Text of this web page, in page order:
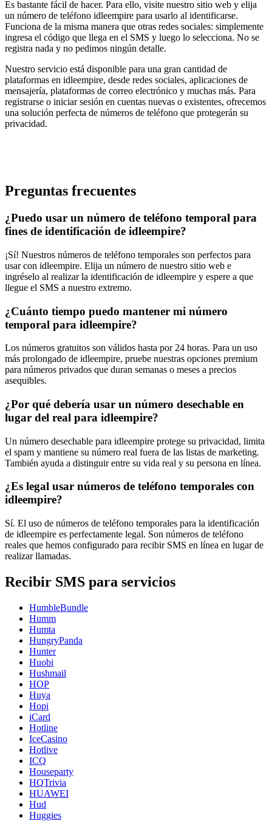
Es bastante fácil de hacer. Para ello, visite nuestro sitio web y elija
un número de teléfono idleempire para usarlo al identificarse.
Funciona de la misma manera que otras redes sociales: simplemente
ingresa el código que llega en el SMS y luego lo selecciona. No se
registra nada y no pedimos ningún detalle.
Nuestro servicio está disponible para una gran cantidad de
plataformas en idleempire, desde redes sociales, aplicaciones de
mensajería, plataformas de correo electrónico y muchas más. Para
registrarse o iniciar sesión en cuentas nuevas o existentes, ofrecemos
una solución perfecta de números de teléfono que protegerán su
privacidad.
Preguntas frecuentes
¿Puedo usar un número de teléfono temporal para
fines de identificación de idleempire?
¡Sí! Nuestros números de teléfono temporales son perfectos para
usar con idleempire. Elija un número de nuestro sitio web e
ingréselo al realizar la identificación de idleempire y espere a que
llegue el SMS a nuestro extremo.
¿Cuánto tiempo puedo mantener mi número
temporal para idleempire?
Los números gratuitos son válidos hasta por 24 horas. Para un uso
más prolongado de idleempire, pruebe nuestras opciones premium
para números privados que duran semanas o meses a precios
asequibles.
¿Por qué debería usar un número desechable en
lugar del real para idleempire?
Un número desechable para idleempire protege su privacidad, limita
el spam y mantiene su número real fuera de las listas de marketing.
También ayuda a distinguir entre su vida real y su persona en línea.
¿Es legal usar números de teléfono temporales con
idleempire?
Sí. El uso de números de teléfono temporales para la identificación
de idleempire es perfectamente legal. Son números de teléfono
reales que hemos configurado para recibir SMS en línea en lugar de
realizar llamadas.
Recibir SMS para servicios
HumbleBundle
Humm
Humta
HungryPanda
Hunter
Huobi
Hushmail
HOP
Huya
Hopi
iCard
Hotline
IceCasino
Hotlive
ICQ
Houseparty
HQTrivia
HUAWEI
Hud
Huggies